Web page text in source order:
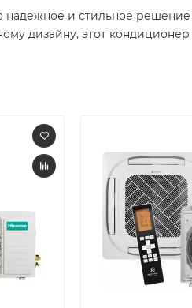
надежное и стильное
дизайну, этот